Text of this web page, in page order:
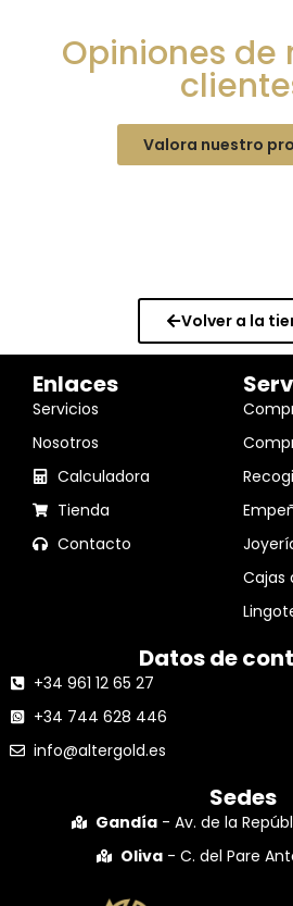
Opiniones de
Valora nuestro
Volver a la
Enlaces
Servicios
Nosotros
Calculadora
Tienda
Contacto
Cajas
Datos de
+34 961 12 65 27
+34 744 628 446
info@altergold.es
Sedes
Gandía - Av. de la
Oliva - C. del Pare